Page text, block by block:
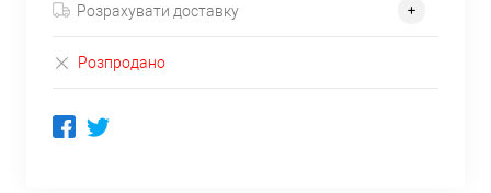
Розрахувати доставку
Розпродано